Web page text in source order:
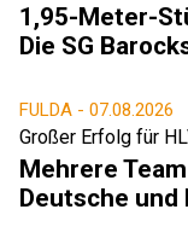
1,95-Meter-
Die SG
FULDA - 07.08.2026
Großer Erfolg für
Mehrere
Deutsche